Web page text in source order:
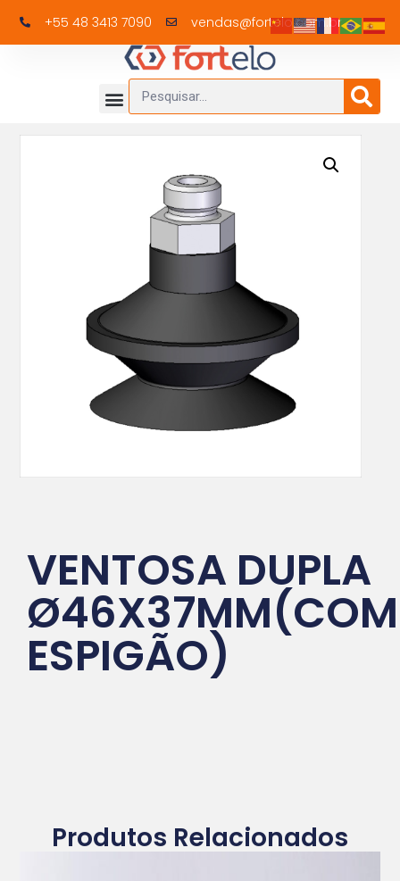
+55 48 3413 7090 vendas@fortelo.com.br
VENTOSA DUPLA
Ø46X37MM(COM
ESPIGÃO)
Produtos Relacionados